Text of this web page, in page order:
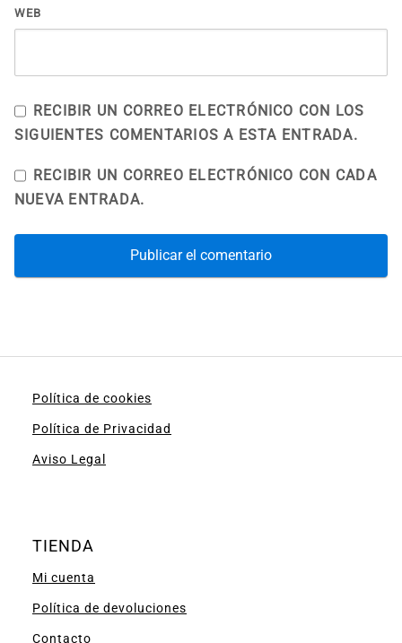
WEB
RECIBIR UN CORREO ELECTRÓNICO CON LOS
SIGUIENTES COMENTARIOS A ESTA ENTRADA.
RECIBIR UN CORREO ELECTRÓNICO CON CADA
NUEVA ENTRADA.
Política de cookies
Política de Privacidad
Aviso Legal
TIENDA
Mi cuenta
Política de devoluciones
Contacto